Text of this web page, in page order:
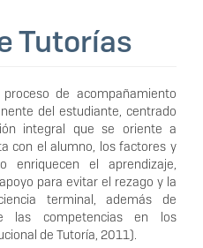
Tutorías
de acompañamiento
del estudiante, centrado
integral que se oriente a
con el alumno, los factores y
enriquecen el aprendizaje,
para evitar el rezago y la
terminal, además de
las competencias en los
de Tutoría, 2011).